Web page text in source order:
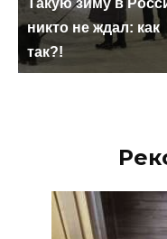
никто не ждал: как
так?!